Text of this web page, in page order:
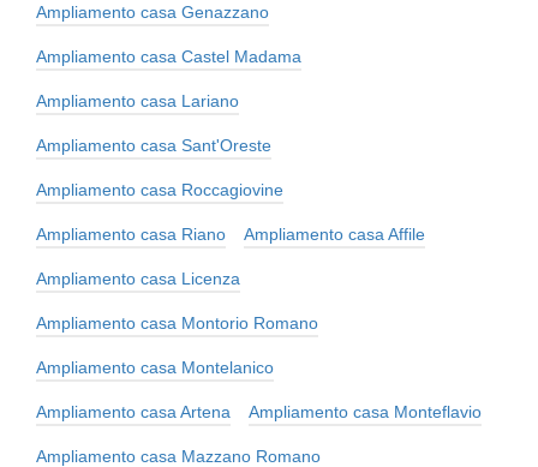
Ampliamento casa Genazzano
Ampliamento casa Castel Madama
Ampliamento casa Lariano
Ampliamento casa Sant'Oreste
Ampliamento casa Roccagiovine
Ampliamento casa Riano Ampliamento casa Affile
Ampliamento casa Licenza
Ampliamento casa Montorio Romano
Ampliamento casa Montelanico
Ampliamento casa Artena Ampliamento casa Monteflavio
Ampliamento casa Mazzano Romano